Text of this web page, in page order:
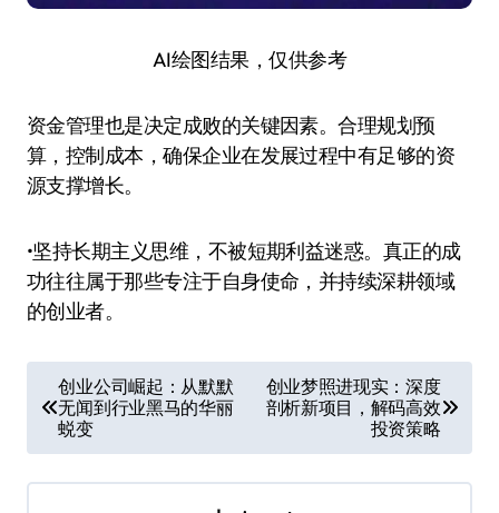
AI绘图结果，仅供参考
资金管理也是决定成败的关键因素。合理规划预
算，控制成本，确保企业在发展过程中有足够的资
源支撑增长。
•坚持长期主义思维，不被短期利益迷惑。真正的成
功往往属于那些专注于自身使命，并持续深耕领域
的创业者。
章
导
航
创业公司崛起：从默默
无闻到行业黑马的华丽
蜕变
创业梦照进现实：深度
剖析新项目，解码高效
投资策略